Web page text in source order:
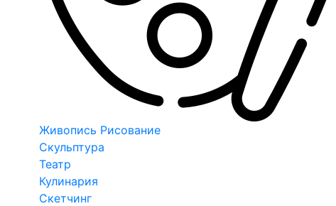
Живопись Рисование
Скульптура
Театр
Кулинария
Скетчинг